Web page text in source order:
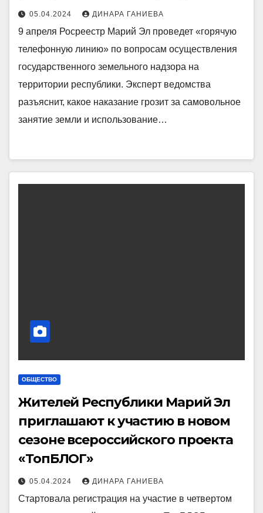
05.04.2024 ДИНАРА ГАНИЕВА
9 апреля Росреестр Марий Эл проведет «горячую
телефонную линию» по вопросам осуществления
государственного земельного надзора на
территории республики. Эксперт ведомства
разъяснит, какое наказание грозит за самовольное
занятие земли и использование…
ОБЩЕСТВО
Жителей Республики Марий Эл
приглашают к участию в новом
сезоне всероссийского проекта
«ТопБЛОГ»
05.04.2024 ДИНАРА ГАНИЕВА
Стартовала регистрация на участие в четвертом